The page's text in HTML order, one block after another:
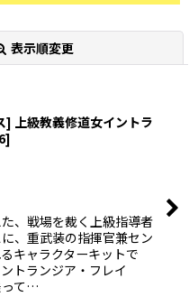
表示順変更
] 上級教義修道女イントラ
]
、戦場を裁く上級指導者
、重武装の指揮官兼セン
キャラクターキットで
トランジア・フレイ
って…